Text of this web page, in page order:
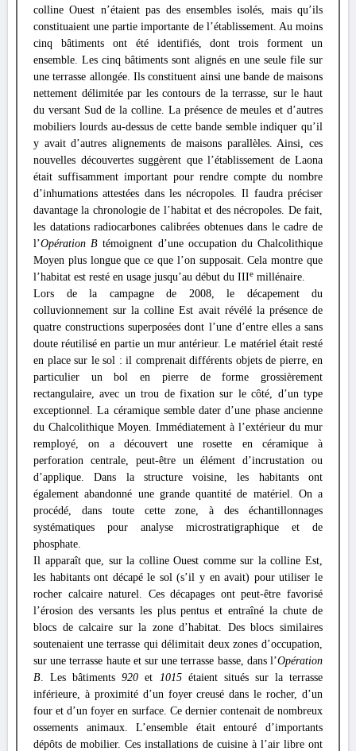
colline Ouest n’étaient pas des ensembles isolés, mais qu’ils
constituaient une partie importante de l’établissement. Au moins
cinq bâtiments ont été identifiés, dont trois forment un
ensemble. Les cinq bâtiments sont alignés en une seule file sur
une terrasse allongée. Ils constituent ainsi une bande de maisons
nettement délimitée par les contours de la terrasse, sur le haut
du versant Sud de la colline. La présence de meules et d’autres
mobiliers lourds au-dessus de cette bande semble indiquer qu’il
y avait d’autres alignements de maisons parallèles. Ainsi, ces
nouvelles découvertes suggèrent que l’établissement de Laona
était suffisamment important pour rendre compte du nombre
d’inhumations attestées dans les nécropoles. Il faudra préciser
davantage la chronologie de l’habitat et des nécropoles. De fait,
les datations radiocarbones calibrées obtenues dans le cadre de
l’Opération Btémoignent d’une occupation du Chalcolithique
Moyen plus longue que ce que l’on supposait. Cela montre que
l’habitat est resté en usage jusqu’au début du IIIe millénaire.
Lors de la campagne de 2008, le décapement du
colluvionnement sur la colline Est avait révélé la présence de
quatre constructions superposées dont l’une d’entre elles a sans
doute réutilisé en partie un mur antérieur. Le matériel était resté
en place sur le sol : il comprenait différents objets de pierre, en
particulier un bol en pierre de forme grossièrement
rectangulaire, avec un trou de fixation sur le côté, d’un type
exceptionnel. La céramique semble dater d’une phase ancienne
du Chalcolithique Moyen. Immédiatement à l’extérieur du mur
remployé, on a découvert une rosette en céramique à
perforation centrale, peut-être un élément d’incrustation ou
d’applique. Dans la structure voisine, les habitants ont
également abandonné une grande quantité de matériel. On a
procédé, dans toute cette zone, à des échantillonnages
systématiques pour analyse microstratigraphique et de
phosphate.
Il apparaît que, sur la colline Ouest comme sur la colline Est,
les habitants ont décapé le sol (s’il y en avait) pour utiliser le
rocher calcaire naturel. Ces décapages ont peut-être favorisé
l’érosion des versants les plus pentus et entraîné la chute de
blocs de calcaire sur la zone d’habitat. Des blocs similaires
soutenaient une terrasse qui délimitait deux zones d’occupation,
sur une terrasse haute et sur une terrasse basse, dans l’Opération
B. Les bâtiments920 et 1015étaient situés sur la terrasse
inférieure, à proximité d’un foyer creusé dans le rocher, d’un
four et d’un foyer en surface. Ce dernier contenait de nombreux
ossements animaux. L’ensemble était entouré d’importants
dépôts de mobilier. Ces installations de cuisine à l’air libre ont